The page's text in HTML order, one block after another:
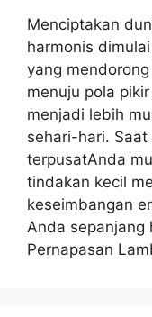
Menciptakan
harmonis
yang
menuju pola
menjadi lebih
sehari-hari.
terpusatAnda
tindakan kecil
keseimbangan
Anda sepanjang
Pernapasan